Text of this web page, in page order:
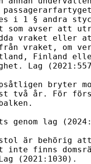
i 1 § andra
som avser att
vraket eller
vraket, om
Finland
Lag
två år. För
genom lag
är behörig
inte finns
(2021:1030).